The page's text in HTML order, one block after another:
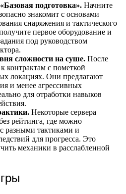
подготовка». Начните
знакомит с основами
снаряжения и тактического
первое оборудование и
под руководством
сложности на суше. После
контрактам с пометкой
локациях. Они предлагают
и менее агрессивных
для отработки навыков
Некоторые сервера
рейтинга, где можно
разными тактиками и
для прогресса. Это
механики в расслабленной